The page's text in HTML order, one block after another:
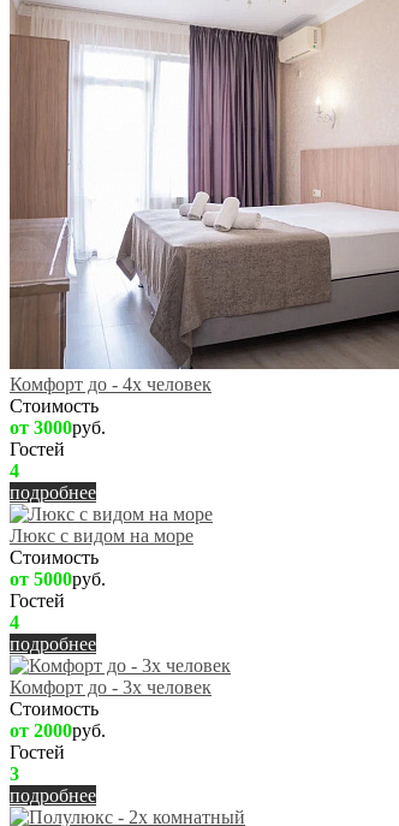
Комфорт до - 4х человек
Стоимость
от 3000руб.
Гостей
4
подробнее
Люкс с видом на море
Стоимость
от 5000руб.
Гостей
4
подробнее
Комфорт до - 3х человек
Стоимость
от 2000руб.
Гостей
3
подробнее